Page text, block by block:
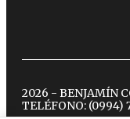
2026 - BENJAMÍN
TELÉFONO: (0994)